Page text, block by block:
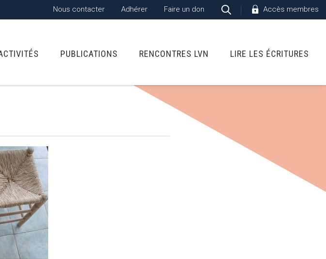
Nous contacter Adhérer Faire un don Accès membres
PUBLICATIONS RENCONTRES LVN LIRE LES ÉCRITURES